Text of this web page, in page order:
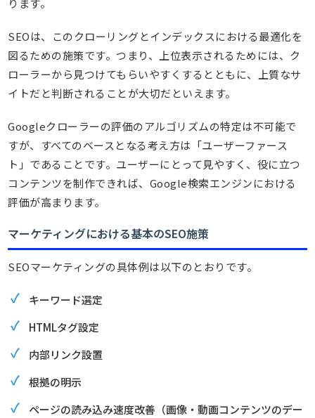
ります。
SEOは、このクローリングとインデックスにおける最適化を
図るための施策です。つまり、上位表示されるためには、ク
ローラーから見つけてもらいやすくするとともに、上質なサ
イトだと判断されることが大切だといえます。
Googleクローラーの評価のアルゴリズムの特定は不可能で
すが、すべてのベースとなる考え方は「ユーザーファース
ト」であることです。ユーザーにとって見やすく、役に立つ
コンテンツを制作できれば、Google検索エンジンにおける
評価が高まります。
マーケティングにおける基本のSEO施策
SEOマーケティングの具体例は以下のとおりです。
キーワード選定
HTMLタグ設定
内部リンク設置
根拠の明示
ページの読み込み速度改善（画像・動画コンテンツのデー